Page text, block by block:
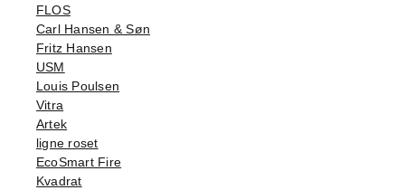
FLOS
Carl Hansen & Søn
Fritz Hansen
USM
Louis Poulsen
Vitra
Artek
ligne roset
EcoSmart Fire
Kvadrat